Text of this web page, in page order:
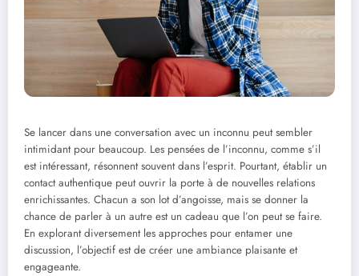
Se lancer dans une conversation avec un inconnu peut sembler
intimidant pour beaucoup. Les pensées de l’inconnu, comme s’il
est intéressant, résonnent souvent dans l’esprit. Pourtant, établir un
contact authentique peut ouvrir la porte à de nouvelles relations
enrichissantes. Chacun a son lot d’angoisse, mais se donner la
chance de parler à un autre est un cadeau que l’on peut se faire.
En explorant diversement les approches pour entamer une
discussion, l’objectif est de créer une ambiance plaisante et
engageante.